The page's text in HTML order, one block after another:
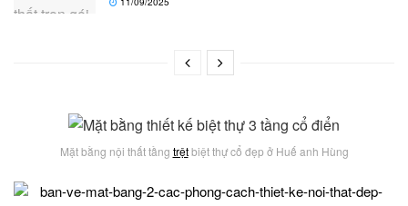
Mặt bằng nội thất tầng trệtbiệt thự cổ đẹp ở Huế anh Hùng